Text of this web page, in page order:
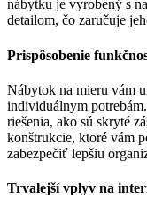
nábytku je vyrobený s
detailom, čo zaručuje
Prispôsobenie
Nábytok na mieru vám
individuálnym
riešenia, ako sú skryté
konštrukcie, ktoré vám
zabezpečiť lepšiu
Trvalejší vplyv na